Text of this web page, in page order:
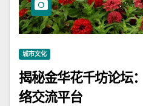
城市文化
揭秘金华花千坊论坛
络交流平台